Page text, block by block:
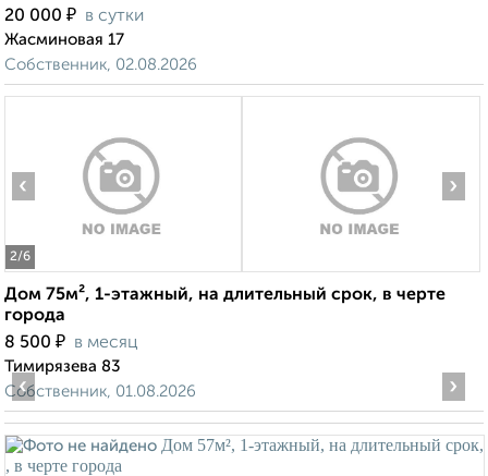
20 000 ₽ в сутки
Жасминовая 17
Собственник, 02.08.2026
2/6
‹ ›
Дом 75м², 1-этажный, на длительный срок, в черте
города
8 500 ₽ в месяц
Тимирязева 83
Собственник, 01.08.2026
‹ ›